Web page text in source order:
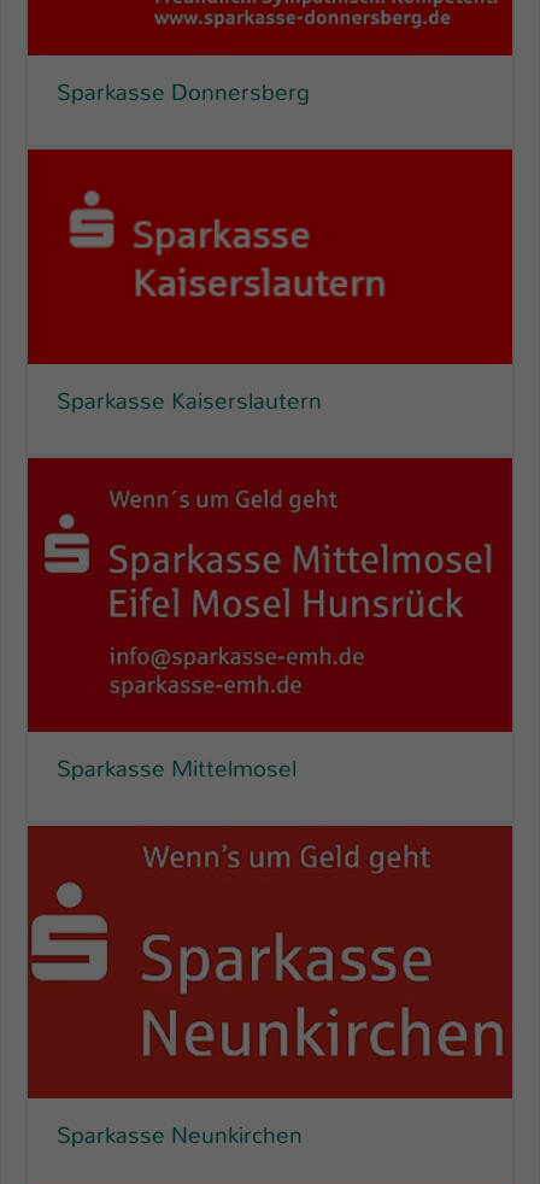
Sparkasse Donnersberg
Sparkasse Kaiserslautern
Sparkasse Mittelmosel
Sparkasse Neunkirchen